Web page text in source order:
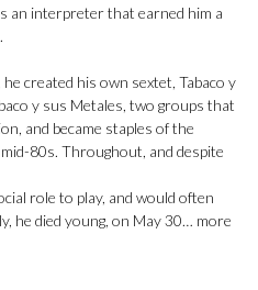
an interpreter that earned him a
created his own sextet, Tabaco y
y sus Metales, two groups that
and became staples of the
80s. Throughout, and despite
role to play, and would often
he died young, on May 30… more